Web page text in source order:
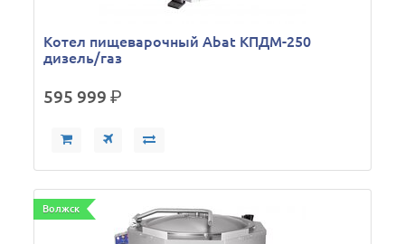
Котел пищеварочный Abat КПДМ-250
дизель/газ
595 999р.
Волжск